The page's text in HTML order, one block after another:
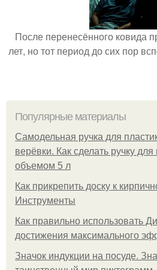
После перенесённого ковида
лет, но тот период до сих пор
Популярные материалы
Самодельная ручка для
верёвки. Как сделать ручку
объемом 5 л
Как прикрепить доску к
Инструменты
Как правильно использовать
достижения максимального
Значок индукции на посуде.